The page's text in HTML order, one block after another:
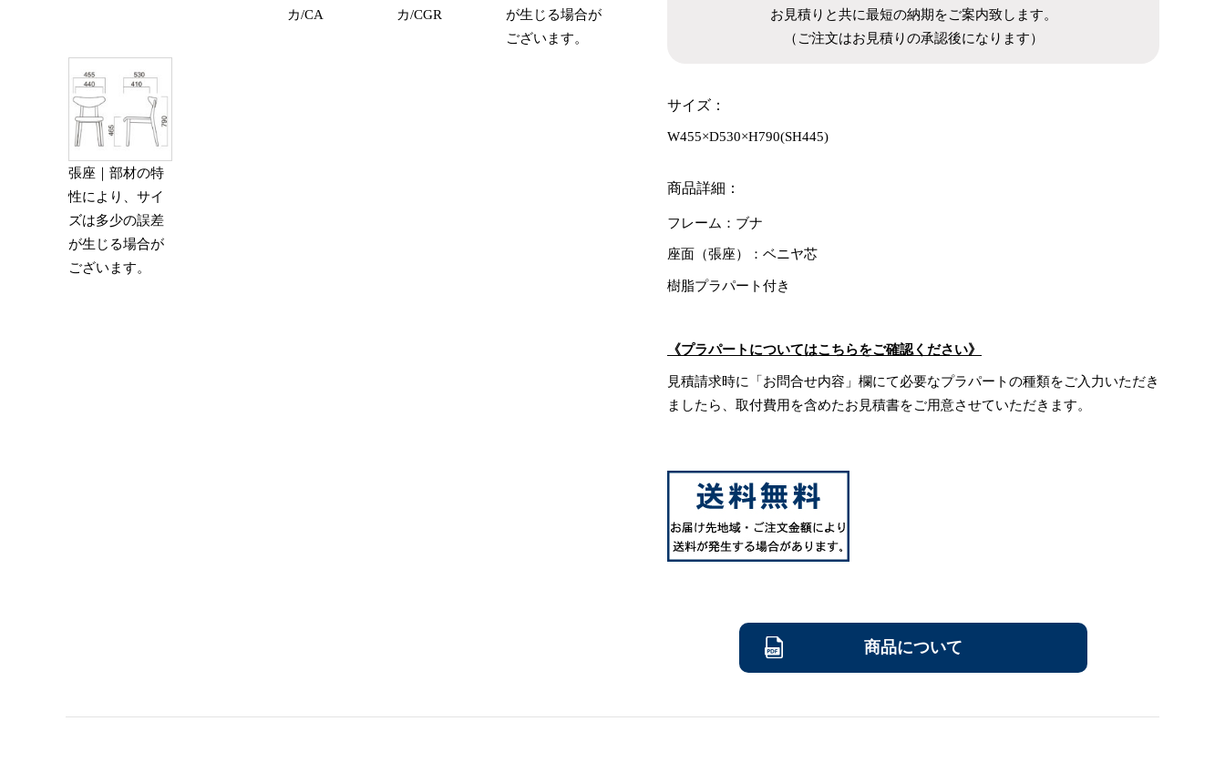
カ/CA
カ/CGR
が生じる場合が
ございます。
張座｜部材の特
性により、サイ
ズは多少の誤差
が生じる場合が
ございます。
お見積りと共に最短の納期をご案内致します。
（ご注文はお見積りの承認後になります）
サイズ：
W455×D530×H790(SH445)
商品詳細：
フレーム：ブナ
座面（張座）：ベニヤ芯
樹脂プラパート付き
《プラパートについてはこちらをご確認ください》
見積請求時に「お問合せ内容」欄にて必要なプラパートの種類をご入力いただき
ましたら、取付費用を含めたお見積書をご用意させていただきます。
商品について